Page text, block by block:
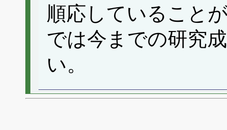
順応していること
では今までの研究
い。